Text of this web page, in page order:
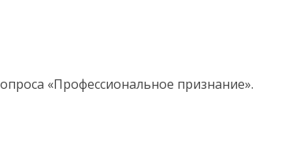
«Профессиональное признание».